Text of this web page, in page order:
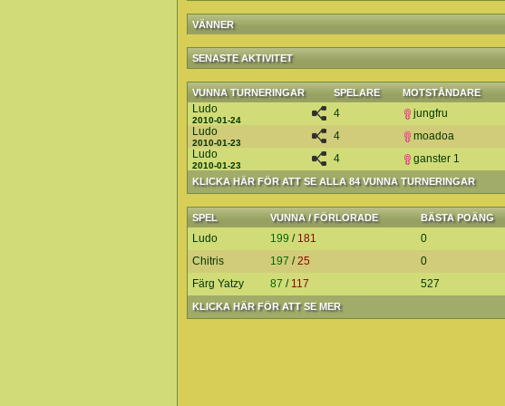
VÄNNER
SENASTE AKTIVITET
VUNNA TURNERINGAR SPELARE MOTSTÅNDARE
KLICKA HÄR FÖR ATT SE ALLA 84 VUNNA TURNERINGAR
Ludo
2010-01-24
4
jungfru
Ludo
2010-01-23
4
moadoa
Ludo
2010-01-23
4 ganster 1
SPEL VUNNA / FÖRLORADE BÄSTA POÄNG
KLICKA HÄR FÖR ATT SE MER
Ludo 199 / 181
0
Chitris
197 /25
0
Färg Yatzy
87 / 117 527